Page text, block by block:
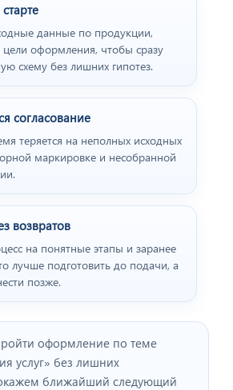
данные по продукции,
оформления, чтобы сразу
схему без лишних гипотез.
согласование
теряется на неполных исходных
маркировке и несобранной
возвратов
на понятные этапы и заранее
лучше подготовить до подачи, а
позже.
оформление по теме
услуг» без лишних
ближайший следующий